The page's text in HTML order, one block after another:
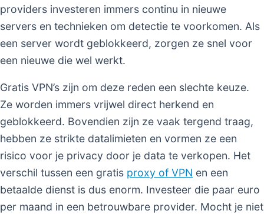
providers investeren immers continu in nieuwe
servers en technieken om detectie te voorkomen. Als
een server wordt geblokkeerd, zorgen ze snel voor
een nieuwe die wel werkt.
Gratis VPN’s zijn om deze reden een slechte keuze.
Ze worden immers vrijwel direct herkend en
geblokkeerd. Bovendien zijn ze vaak tergend traag,
hebben ze strikte datalimieten en vormen ze een
risico voor je privacy door je data te verkopen. Het
verschil tussen een gratis proxy of VPN en een
betaalde dienst is dus enorm. Investeer die paar euro
per maand in een betrouwbare provider. Mocht je niet